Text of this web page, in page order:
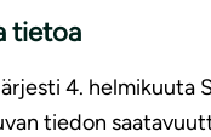
tietoa
4. helmikuuta
tiedon